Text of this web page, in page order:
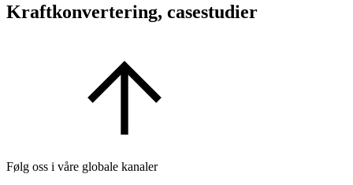
Kraftkonvertering, casestudier
Følg oss i våre globale kanaler